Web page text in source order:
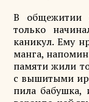
В общежитии
только
каникул. Ему
манга,
памяти жили
с вышитыми
пила бабушка,